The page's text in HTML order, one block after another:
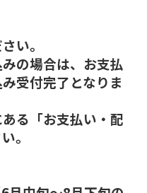
い。
の場合は、お支払
受付完了となりま
る「お支払い・配
。